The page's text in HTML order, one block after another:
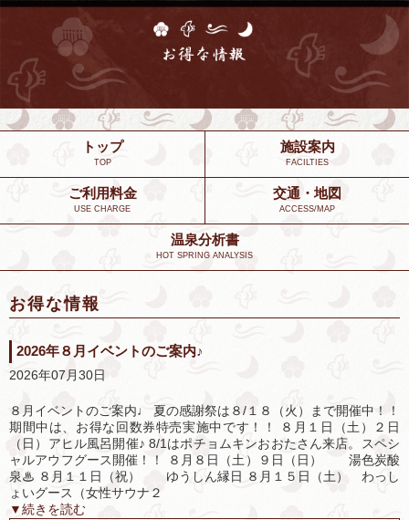
トップ
TOP
施設案内
FACILTIES
ご利用料金
USE CHARGE
交通・地図
ACCESS/MAP
温泉分析書
HOT SPRING ANALYSIS
お得な情報
2026年８月イベントのご案内♪
2026年07月30日
８月イベントのご案内♩ 夏の感謝祭は８/１８（火）まで開催中！！
期間中は、お得な回数券特売実施中です！！ ８月１日（土）２日
（日）アヒル風呂開催♪ 8/1はポチョムキンおおたさん来店。スペシ
ャルアウフグース開催！！ ８月８日（土）９日（日） 湯色炭酸
泉♨ ８月１１日（祝） ゆうしん縁日 ８月１５日（土） わっし
ょいグース（女性サウナ２
▼続きを読む